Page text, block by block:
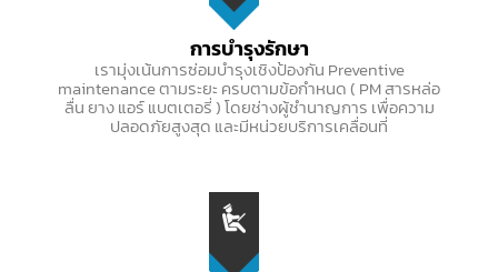
การบำรุงรักษา
เรามุ่งเน้นการซ่อมบำรุงเชิงป้องกัน Preventive
maintenance ตามระยะ ครบตามข้อกำหนด ( PM สารหล่อ
ลื่น ยาง แอร์ แบตเตอรี่ ) โดยช่างผู้ชำนาญการ เพื่อความ
ปลอดภัยสูงสุด และมีหน่วยบริการเคลื่อนที่